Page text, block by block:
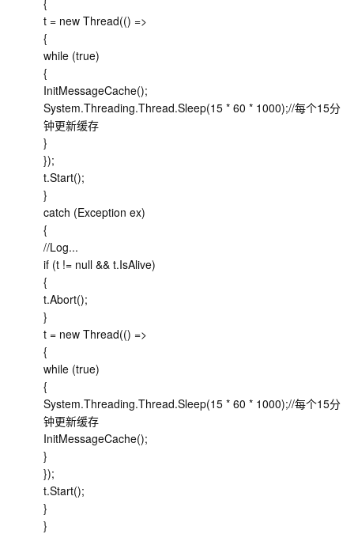
t = new Thread(() =>
{
while (true)
{
InitMessageCache();
System.Threading.Thread.Sleep(15 * 60 * 1000);//每个15分
钟更新缓存
}
});
t.Start();
}
catch (Exception ex)
{
//Log...
if (t != null && t.IsAlive)
{
t.Abort();
}
t = new Thread(() =>
{
while (true)
{
System.Threading.Thread.Sleep(15 * 60 * 1000);//每个15分
钟更新缓存
InitMessageCache();
}
});
t.Start();
}
}